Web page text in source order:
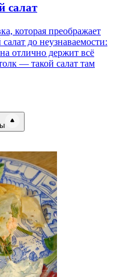
салат
которая преображает
до неузнаваемости:
отлично держит всё
— такой салат там